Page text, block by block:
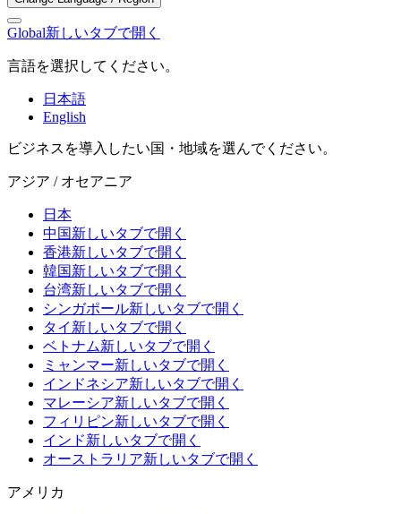
Global新しいタブで開く
言語を選択してください。
日本語
English
ビジネスを導入したい国・地域を選んでください。
アジア / オセアニア
日本
中国新しいタブで開く
香港新しいタブで開く
韓国新しいタブで開く
台湾新しいタブで開く
シンガポール新しいタブで開く
タイ 新しいタブで開く
ベトナム新しいタブで開く
ミャンマー新しいタブで開く
インドネシア新しいタブで開く
マレーシア新しいタブで開く
フィリピン新しいタブで開く
インド新しいタブで開く
オーストラリア新しいタブで開く
アメリカ